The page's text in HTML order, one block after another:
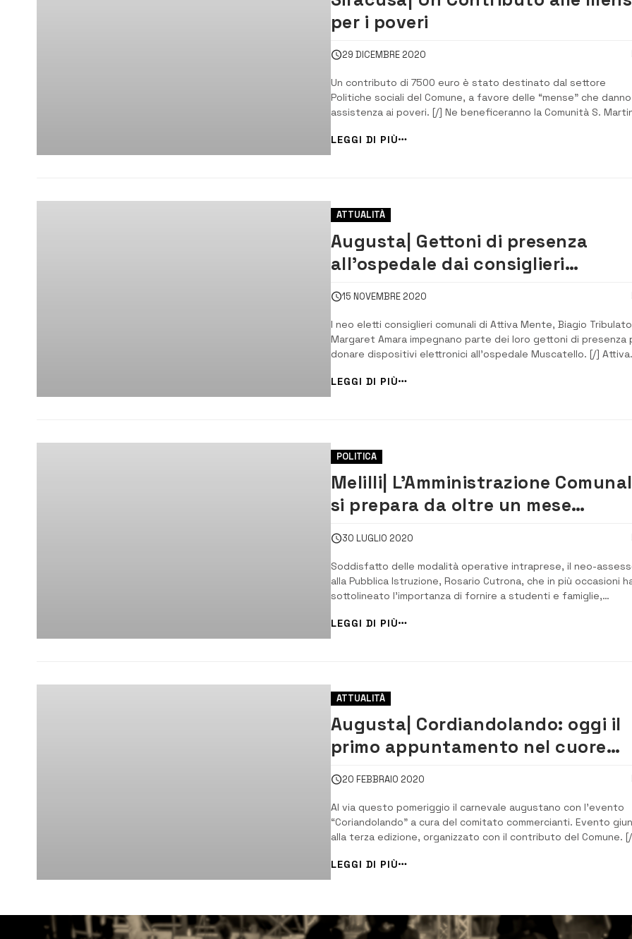
per i poveri
29 DICEMBRE 2020
Un contributo di 7500 euro è stato destinato dal settore
Politiche sociali del Comune, a favore delle “mense” che danno
assistenza ai poveri. [/] Ne beneficeranno la Comunità S.
Sara e Abramo e Ronda notturna, alla mensa del Pantheon e a
quella […]
LEGGI DI PIÙ
ATTUALITÀ
Augusta| Gettoni di presenza
all’ospedale dai consiglieri
Tribulato e Amara
15 NOVEMBRE 2020
I neo eletti consiglieri comunali di Attiva Mente, Biagio
Margaret Amara impegnano parte dei loro gettoni di presenza
donare dispositivi elettronici all’ospedale Muscatello. [/] Attiva
consiglieri comunali neo eletti, Biagio Tribulato e Margaret
“Come abbiamo ...
LEGGI DI PIÙ
POLITICA
Melilli| L’Amministrazione
si prepara da oltre un mese
all’apertura dell’anno scolastico
30 LUGLIO 2020
Soddisfatto delle modalità operative intraprese, il neo-
alla Pubblica Istruzione, Rosario Cutrona, che in più occasioni
sottolineato l’importanza di fornire a studenti e famiglie,
ripartenza, puntuale e innovativo, sostenendo la risoluzione di
tutti gli elementi di criticit...
LEGGI DI PIÙ
ATTUALITÀ
Augusta| Cordiandolando: oggi il
primo appuntamento nel cuore
della città
20 FEBBRAIO 2020
Al via questo pomeriggio il carnevale augustano con l’evento
“Coriandolando” a cura del comitato commercianti. Evento
alla terza edizione, organizzato con il contributo del Comune.
augustano organizzato dal comitato commercianti, presieduto
Elvira Cappelleri, giunto alla...
LEGGI DI PIÙ